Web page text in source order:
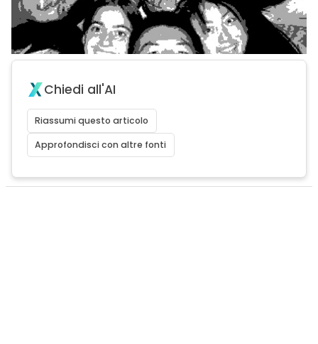
Chiedi all'AI
Riassumi questo articolo
Approfondisci con altre fonti